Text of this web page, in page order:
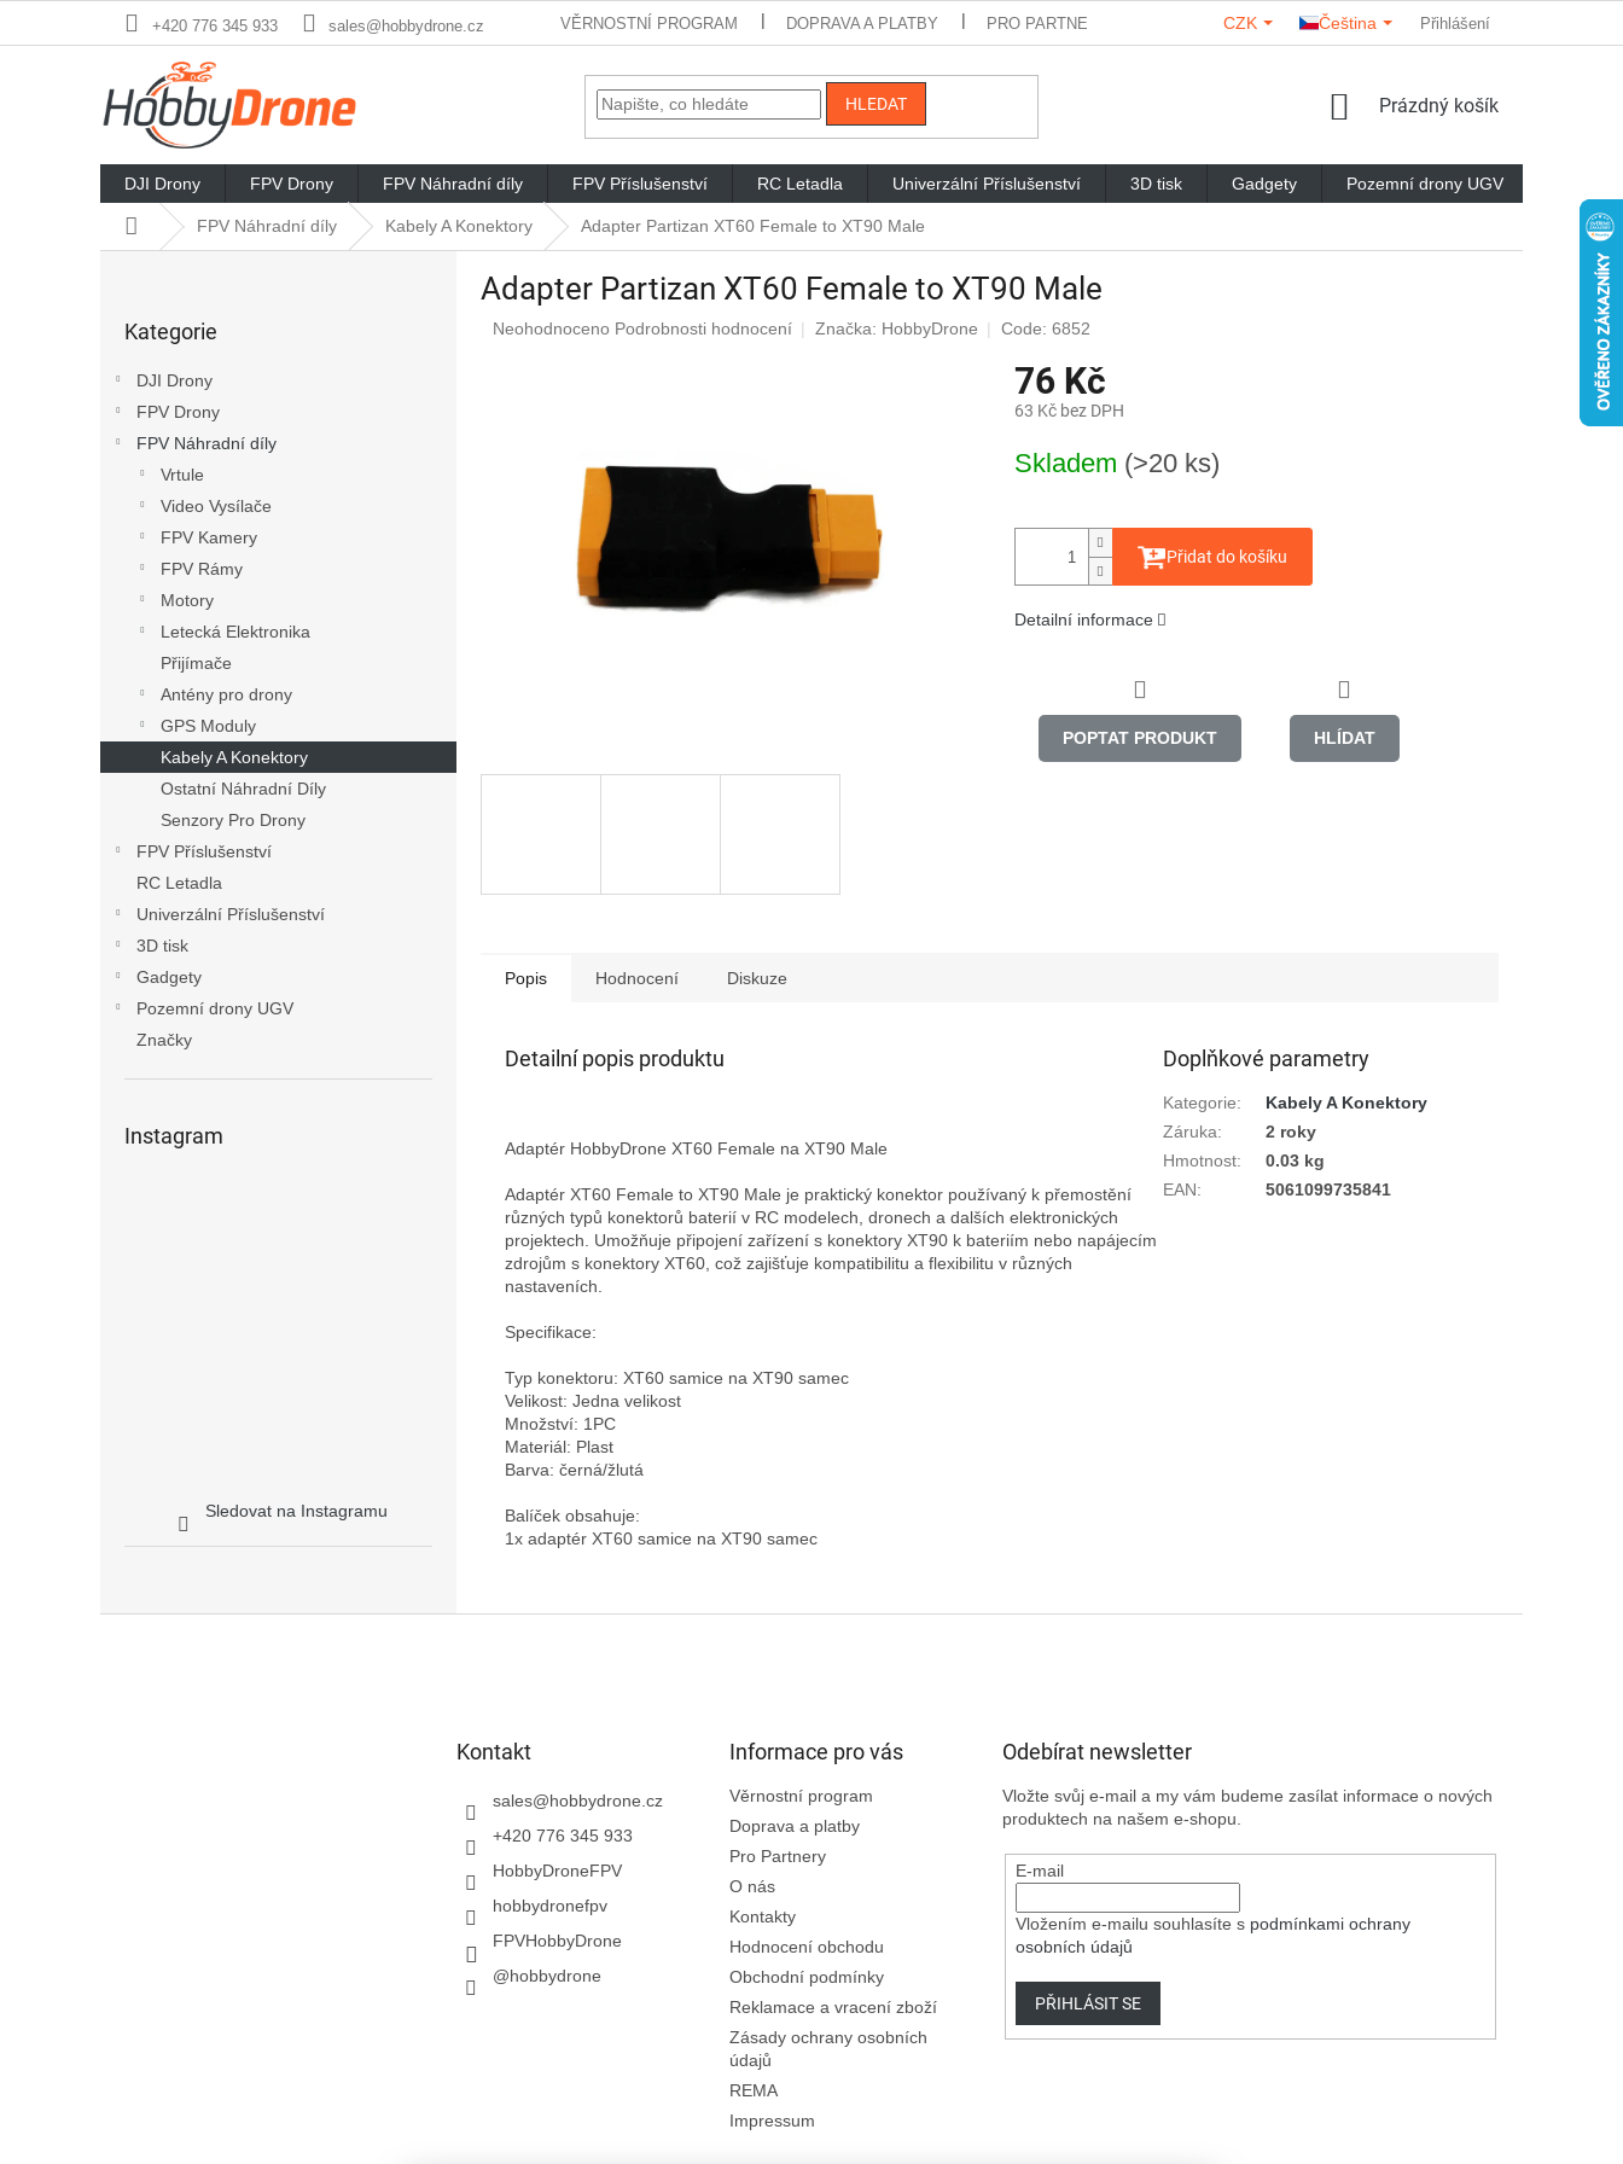
+420 776 345 933 sales@hobbydrone.cz VĚRNOSTNÍ PROGRAM DOPRAVA A PLATBY PRO PARTNERY KONTAKTY HODNOCENÍ OBCHODU
CZK Čeština Přihlášení
HLEDAT
NÁKUPNÍ
Prázdný košík
DJI Drony FPV Drony FPV Náhradní díly FPV Příslušenství RC Letadla Univerzální Příslušenství 3D tisk Gadgety Pozemní drony UGV
Domů FPV Náhradní díly Kabely A Konektory Adapter Partizan XT60 Female to XT90 Male
kategorie
Kategorie
DJI Drony
FPV Drony
FPV Náhradní díly
Vrtule
Video Vysílače
FPV Kamery
FPV Rámy
Motory
Letecká Elektronika
Přijímače
Antény pro drony
GPS Moduly
Kabely A Konektory
Ostatní Náhradní Díly
Senzory Pro Drony
FPV Příslušenství
RC Letadla
Univerzální Příslušenství
3D tisk
Gadgety
Pozemní drony UGV
Značky
Instagram
Sledovat na Instagramu
Adapter Partizan XT60 Female to XT90 Male
Průměrné
Neohodnoceno Podrobnosti hodnocení Značka: HobbyDrone Code: 6852
76 Kč
63 Kč bez DPH
cena:
Skladem (>20 ks)
Přidat do košíku
Detailní informace
POPTAT PRODUKT HLÍDAT
Popis Hodnocení Diskuze
Detailní popis produktu
Adaptér HobbyDrone XT60 Female na XT90 Male
Adaptér XT60 Female to XT90 Male je praktický konektor používaný k přemostění
různých typů konektorů baterií v RC modelech, dronech a dalších elektronických
projektech. Umožňuje připojení zařízení s konektory XT90 k bateriím nebo napájecím
zdrojům s konektory XT60, což zajišťuje kompatibilitu a flexibilitu v různých
nastaveních.
Specifikace:
Typ konektoru: XT60 samice na XT90 samec
Velikost: Jedna velikost
Množství: 1PC
Materiál: Plast
Barva: černá/žlutá
Balíček obsahuje:
Doplňkové parametry
Kategorie:
Kabely A Konektory
Záruka:
2 roky
Hmotnost:
0.03 kg
EAN: 5061099735841
Kontakt
sales@hobbydrone.cz
+420 776 345 933
HobbyDroneFPV
hobbydronefpv
FPVHobbyDrone
@hobbydrone
Informace pro vás
Věrnostní program
Doprava a platby
Pro Partnery
O nás
Kontakty
Hodnocení obchodu
Obchodní podmínky
Reklamace a vracení zboží
Zásady ochrany osobních
údajů
REMA
Impressum
Odebírat newsletter
Vložte svůj e-mail a my vám budeme zasílat informace o nových
produktech na našem e-shopu.
E-mail
Vložením e-mailu souhlasíte s podmínkami ochrany
osobních údajů
PŘIHLÁSIT SE